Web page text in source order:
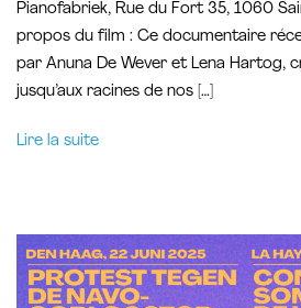
Pianofabriek, Rue du Fort 35, 1060
propos du film : Ce documentaire
par Anuna De Wever et Lena Hartog,
jusqu’aux racines de nos […]
Lire la suite